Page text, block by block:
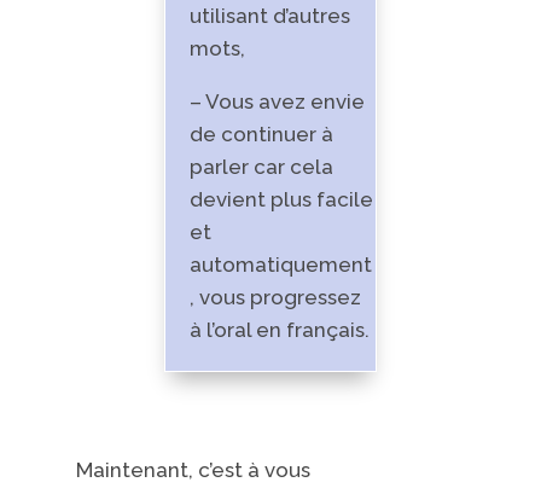
utilisant d’autres
mots,
– Vous avez envie
de continuer à
parler car cela
devient plus facile
et
automatiquement
, vous progressez
à l’oral en français.
Maintenant, c’est à vous